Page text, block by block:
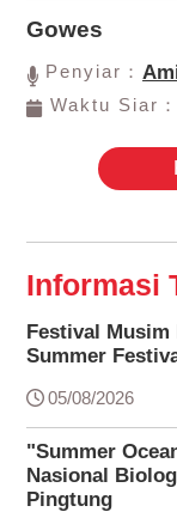
Gowes
Penyiar：
Waktu Siar：
Informasi
Festival Musim
Summer
05/08/2026
"Summer
Nasional
Pingtung